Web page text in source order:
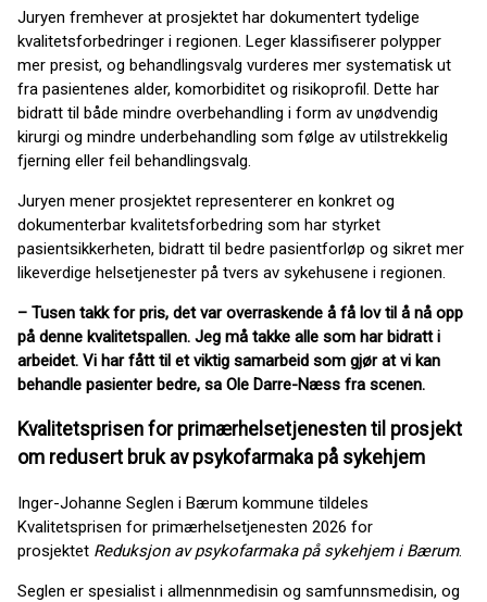
Juryen fremhever at prosjektet har dokumentert tydelige
kvalitetsforbedringer i regionen. Leger klassifiserer polypper
mer presist, og behandlingsvalg vurderes mer systematisk ut
fra pasientenes alder, komorbiditet og risikoprofil. Dette har
bidratt til både mindre overbehandling i form av unødvendig
kirurgi og mindre underbehandling som følge av utilstrekkelig
fjerning eller feil behandlingsvalg.
Juryen mener prosjektet representerer en konkret og
dokumenterbar kvalitetsforbedring som har styrket
pasientsikkerheten, bidratt til bedre pasientforløp og sikret mer
likeverdige helsetjenester på tvers av sykehusene i regionen.
– Tusen takk for pris, det var overraskende å få lov til å nå opp
på denne kvalitetspallen. Jeg må takke alle som har bidratt i
arbeidet. Vi har fått til et viktig samarbeid som gjør at vi kan
behandle pasienter bedre, sa Ole Darre-Næss fra scenen.
Kvalitetsprisen for primærhelsetjenesten til prosjekt
om redusert bruk av psykofarmaka på sykehjem
Inger-Johanne Seglen i Bærum kommune tildeles
Kvalitetsprisen for primærhelsetjenesten 2026 for
prosjektet Reduksjon av psykofarmaka på sykehjem i Bærum.
Seglen er spesialist i allmennmedisin og samfunnsmedisin, og